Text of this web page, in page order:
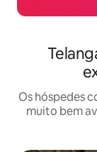
Os hóspedes
muito bem